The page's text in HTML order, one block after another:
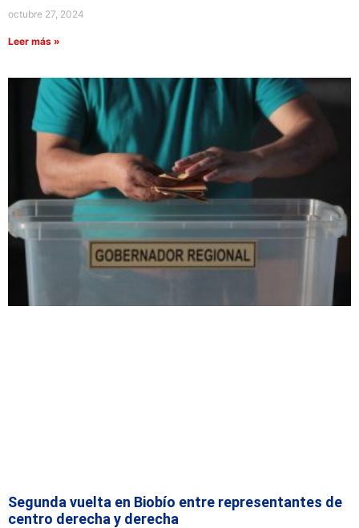
octubre 27, 2024
Leer más »
Segunda vuelta en Biobío entre representantes de
centro derecha y derecha